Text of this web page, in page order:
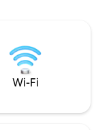
l’extérieur, vous
places de
d’une exposition
au sud et au nord.
Wi-Fi